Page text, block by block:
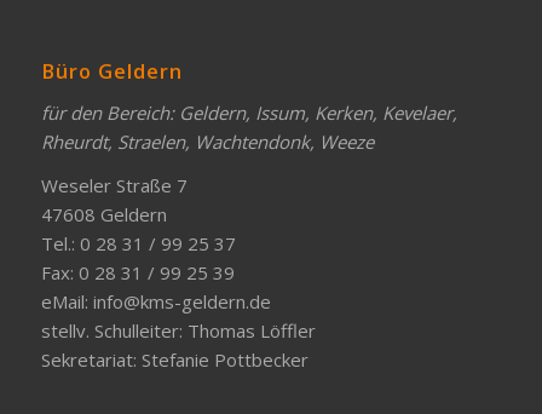
Büro Geldern
für den Bereich: Geldern, Issum, Kerken, Kevelaer,
Rheurdt, Straelen, Wachtendonk, Weeze
Weseler Straße 7
47608 Geldern
Tel.: 0 28 31 / 99 25 37
Fax: 0 28 31 / 99 25 39
eMail: info@kms-geldern.de
stellv. Schulleiter: Thomas Löffler
Sekretariat: Stefanie Pottbecker